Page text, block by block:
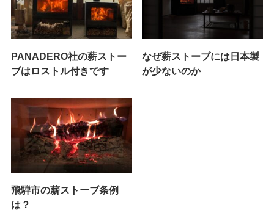
PANADERO社の薪ストー
ブはロストル付きです
なぜ薪ストーブには日本製
が少ないのか
飛騨市の薪ストーブ条例
は？